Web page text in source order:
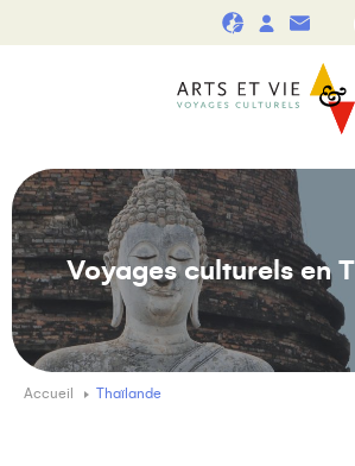
Voyages culturels en
Accueil Thaïlande